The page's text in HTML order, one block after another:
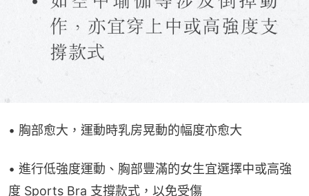
• 胸部愈大，運動時乳房晃動的幅度亦愈大
• 進行低強度運動、胸部豐滿的女生宜選擇中或高強
度 Sports Bra 支撐款式，以免受傷